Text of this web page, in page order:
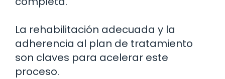
La rehabilitación adecuada y la
adherencia al plan de tratamiento
son claves para acelerar este
proceso.